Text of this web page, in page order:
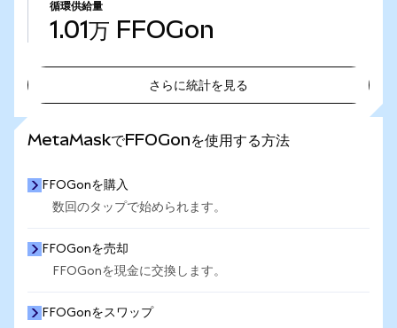
循環供給量
1.01万 FFOGon
さらに統計を見る
MetaMaskでFFOGonを使用する方法
FFOGonを購入
数回のタップで始められます。
FFOGonを売却
FFOGonを現金に交換します。
FFOGonをスワップ